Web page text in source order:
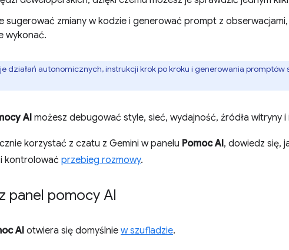
sugerować zmiany w kodzie i generować prompt z
wykonać.
działań autonomicznych, instrukcji krok po kroku i generowania promptów
AI możesz debugować style, sieć, wydajność, źródła witryny i
korzystać z czatu z Gemini w panelu Pomoc AI, dowiedz się,
i kontrolować przebieg rozmowy.
panel pomocy AI
AIotwiera się domyślnie w szufladzie.